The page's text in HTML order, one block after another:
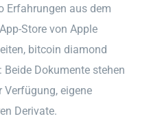
Erfahrungen aus dem
Store von Apple
bitcoin diamond
Dokumente stehen
Verfügung, eigene
Derivate.